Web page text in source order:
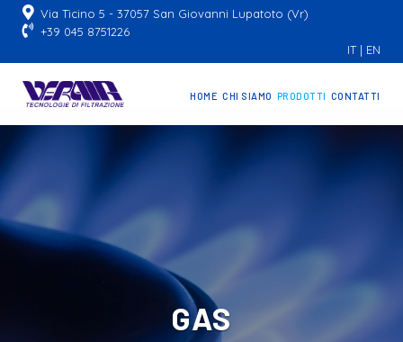
Via Ticino 5 - 37057 San Giovanni Lupatoto (Vr)
+39 045 8751226
IT| EN
HOME CHI SIAMO PRODOTTI CONTATTI
GAS